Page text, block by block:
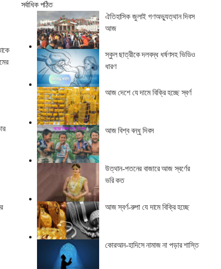
সর্বাধিক পঠিত
ঐতিহাসিক জুলাই গণঅভ্যুত্থান দিবস
আজ
স্কুল ছাত্রীকে দলবদ্ধ ধর্ষণসহ ভিডিও
ধারণ
আজ দেশে যে দামে বিক্রি হচ্ছে স্বর্ণ
আজ বিশ্ব বন্ধু দিবস
উত্থান-পতনের বাজারে আজ স্বর্ণের
ভরি কত
আজ স্বর্ণ-রুপা যে দামে বিক্রি হচ্ছে
কোরআন-হাদিসে নামাজ না পড়ার শাস্তি